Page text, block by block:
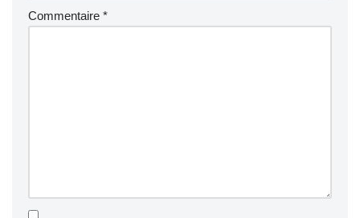
Commentaire *